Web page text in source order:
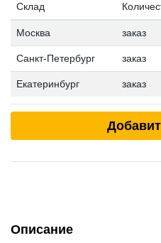
Склад
Москва заказ
Санкт-Петербург заказ
Екатеринбург заказ
Описание